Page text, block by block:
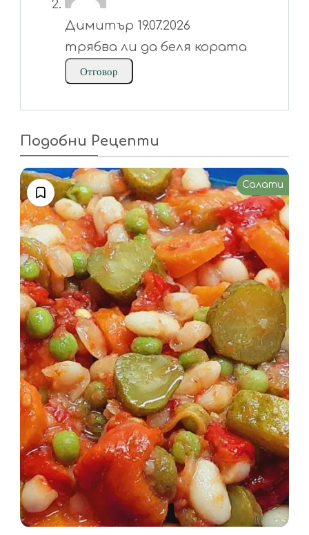
Димитър 19.07.2026
трябва ли да беля кората
Отговор
Подобни Рецепти
Салати